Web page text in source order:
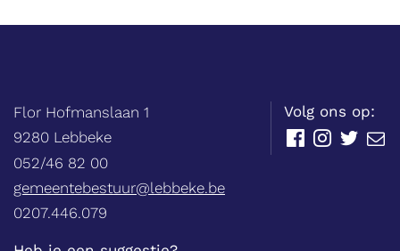
Balie
Adres
Flor Hofmanslaan 1
,9280 Lebbeke
052/46 82 00
E-
mail
gemeentebestuur@lebbeke.be
Ondernemingsnummer
0207.446.079
Volg ons op:
FacebookInstagram
Twitter
E-